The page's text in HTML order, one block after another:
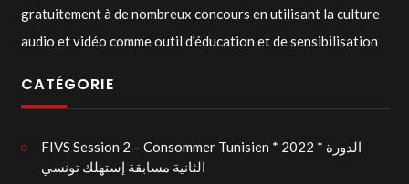
gratuitement à de nombreux concours en utilisant la culture
audio et vidéo comme outil d'éducation et de sensibilisation
CATÉGORIE
FIVS Session 2 – Consommer Tunisien * 2022 * الدورة
الثانية مسابقة إستهلك تونسي